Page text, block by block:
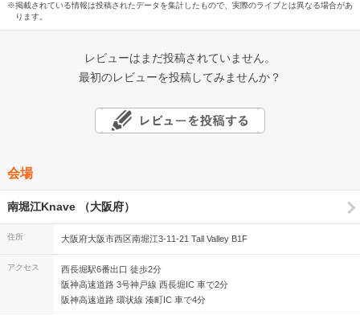
※掲載されている情報は投稿されたデータを集計したもので、実際のライブとは異なる場合があ
ります。
レビューはまだ投稿されていません。
最初のレビューを投稿してみませんか？
会場
南堀江Knave （大阪府）
住所 大阪府大阪市西区南堀江3-11-21 Tall Valley B1F
アクセス
西長堀駅6番出口 徒歩2分
阪神高速道路 3号神戸線 西長堀IC 車で2分
阪神高速道路 環状線 湊町IC 車で4分